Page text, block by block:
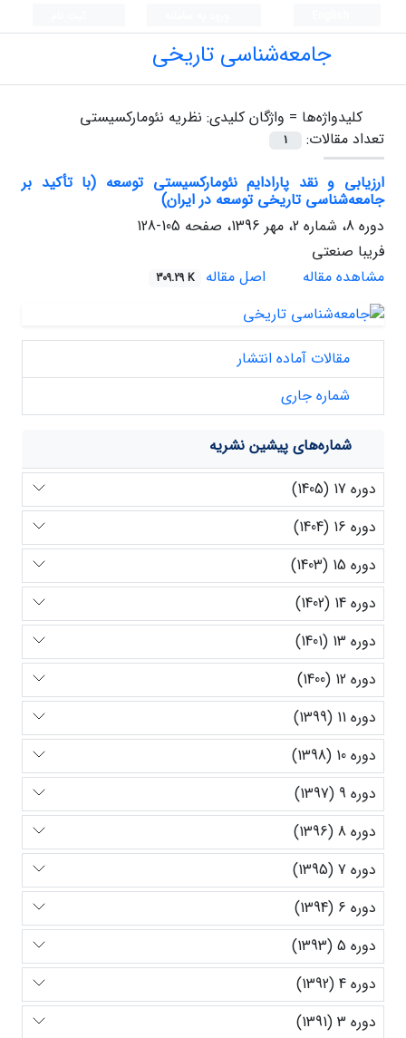
جامعه‌شناسی تاریخی
کلیدواژه‌ها = واژگان کلیدی: نظریه نئومارکسیستی
تعداد مقالات:
1
ارزیابی و نقد پارادایم نئومارکسیستی توسعه (با تأکید بر
جامعه‌شناسی تاریخی توسعه در ایران)
دوره 8، شماره 2، مهر 1396، صفحه
105-128
فریبا صنعتی
مشاهده مقاله
اصل مقاله 309.29 K
مقالات آماده انتشار
شماره جاری
شماره‌های پیشین نشریه
دوره 17 (1405)
دوره 16 (1404)
دوره 15 (1403)
دوره 14 (1402)
دوره 13 (1401)
دوره 12 (1400)
دوره 11 (1399)
دوره 10 (1398)
دوره 9 (1397)
دوره 8 (1396)
دوره 7 (1395)
دوره 6 (1394)
دوره 5 (1393)
دوره 4 (1392)
دوره 3 (1391)